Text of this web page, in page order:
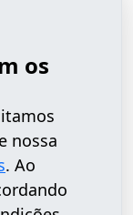
os
nossa
. Ao